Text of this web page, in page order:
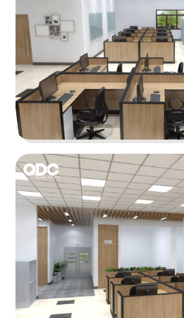
Thiết kế theo phong cách
trắng và đen làm chủ đạo,
trọng và lịch
Chi tiết
BAOZ
Lấy cảm hứng từ màu sắc